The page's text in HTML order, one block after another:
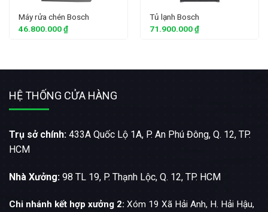
Máy rửa chén Bosch
46.800.000₫
Tủ lạnh Bosch
71.900.000₫
HỆ THỐNG CỬA HÀNG
Trụ sở chính: 433A Quốc Lộ 1A, P. An Phú Đông, Q. 12, TP.
HCM
Nhà Xưởng: 98 TL 19, P. Thạnh Lộc, Q. 12, TP. HCM
Chi nhánh kết hợp xưởng 2: Xóm 19 Xã Hải Anh, H. Hải Hậu,